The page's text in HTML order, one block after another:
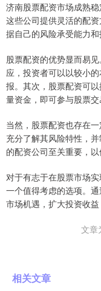
济南股票配资市场成熟
这些公司提供灵活的配
据自己的风险承受能力
股票配资的优势显而易
应，投资者可以以较小
报。其次，股票配资可
量资金，即可参与股票
当然，股票配资也存在
充分了解其风险特性，
的配资公司至关重要，以
对于有志于在股票市场
一个值得考虑的选项。
市场机遇，扩大投资收益
文章
相关文章